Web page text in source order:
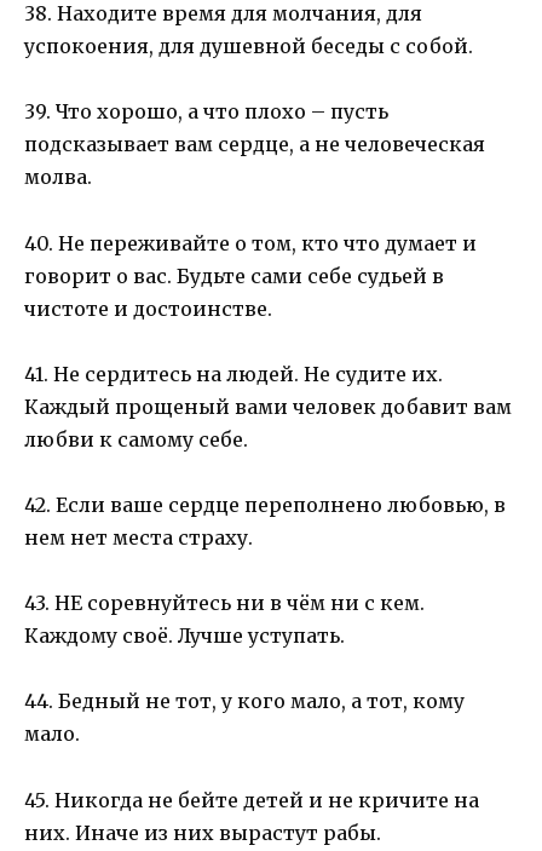
38. Находите время для молчания, для
успокоения, для душевной беседы с собой.
39. Что хорошо, а что плохо – пусть
подсказывает вам сердце, а не человеческая
молва.
40. Не переживайте о том, кто что думает и
говорит о вас. Будьте сами себе судьей в
чистоте и достоинстве.
41. Не сердитесь на людей. Не судите их.
Каждый прощеный вами человек добавит вам
любви к самому себе.
42. Если ваше сердце переполнено любовью, в
нем нет места страху.
43. НЕ соревнуйтесь ни в чём ни с кем.
Каждому своё. Лучше уступать.
44. Бедный не тот, у кого мало, а тот, кому
мало.
45. Никогда не бейте детей и не кричите на
них. Иначе из них вырастут рабы.